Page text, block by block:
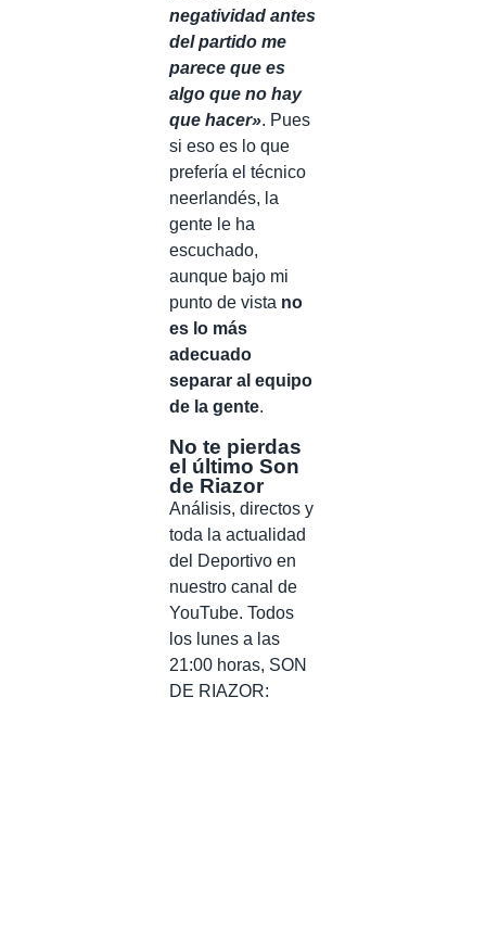
negatividad antes
del partido me
parece que es
algo que no hay
que hacer». Pues
si eso es lo que
prefería el técnico
neerlandés, la
gente le ha
escuchado,
aunque bajo mi
punto de vista no
es lo más
adecuado
separar al equipo
de la gente.
No te pierdas
el último Son
de Riazor
Análisis, directos y
toda la actualidad
del Deportivo en
nuestro canal de
YouTube. Todos
los lunes a las
21:00 horas, SON
DE RIAZOR: